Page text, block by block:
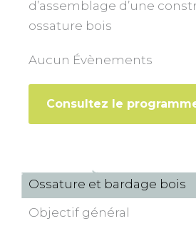
d’assemblage d’une
ossature bois
Aucun Évènements
Consultez le
Ossature et bardage bois
Objectif général